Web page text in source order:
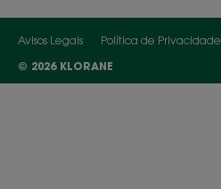
Avisos Legais Política de Privacidade
© 2026 KLORANE